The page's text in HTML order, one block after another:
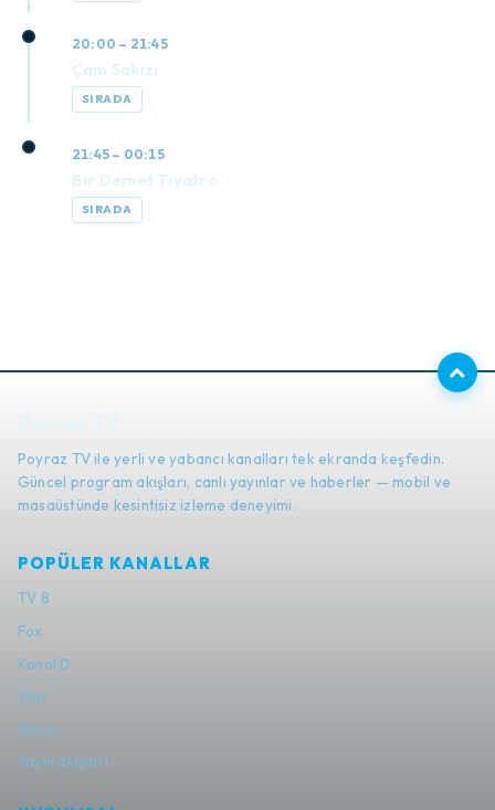
20:00 – 21:45
Çam Sakızı
SIRADA
21:45 – 00:15
Bir Demet Tiyatro
SIRADA
Poyraz TV ile yerli ve yabancı kanalları tek ekranda keşfedin.
Güncel program akışları, canlı yayınlar ve haberler — mobil ve
masaüstünde kesintisiz izleme deneyimi.
POPÜLER KANALLAR
TV 8
Fox
Kanal D
Star
Show
Yayın akışları